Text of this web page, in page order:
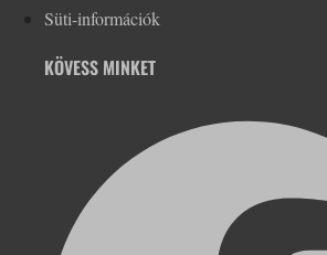
Süti-információk
KÖVESS MINKET